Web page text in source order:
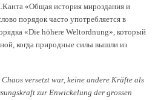
«Общая история мироздания и
порядок часто употребляется в
«Die höhere Weltordnung», который
когда природные силы вышли из
versetzt war, keine andere Kräfte als
zur Enwickelung der grossen